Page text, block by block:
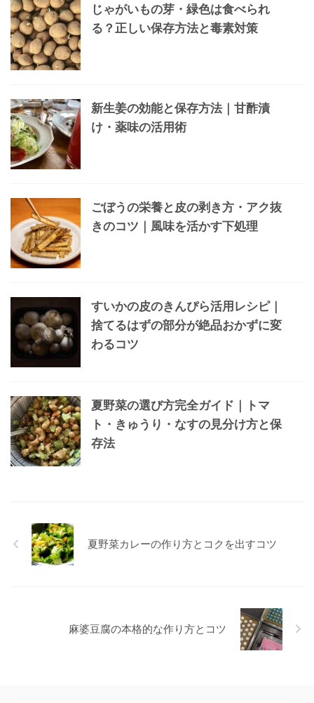
じゃがいもの芽・緑色は食べられ
る？正しい保存方法と毒素対策
新生姜の効能と保存方法｜甘酢漬
け・薬味の活用術
ごぼうの栄養と皮の剥き方・アク抜
きのコツ｜風味を活かす下処理
すいかの皮のきんぴら活用レシピ｜
捨てるはずの部分が絶品おかずに変
わるコツ
夏野菜の選び方完全ガイド｜トマ
ト・きゅうり・なすの見分け方と保
存法
夏野菜カレーの作り方とコクを出すコツ
麻婆豆腐の本格的な作り方とコツ